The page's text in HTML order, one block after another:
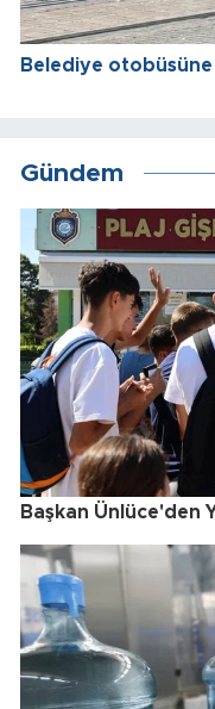
Belediye
Gündem
Başkan Ünlüce'den